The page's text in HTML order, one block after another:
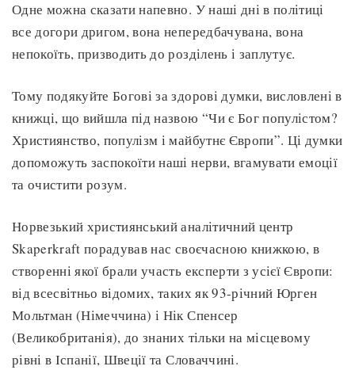
Одне можна сказати напевно. У наші дні в політиці
все догори дригом, вона непередбачувана, вона
непокоїть, призводить до розділень і заплутує.
Тому подякуйте Богові за здорові думки, висловлені в
книжці, що вийшла під назвою “Чи є Бог популістом?
Християнство, популізм і майбутнє Європи”. Ці думки
допоможуть заспокоїти наші нерви, вгамувати емоції
та очистити розум.
Норвезький християнський аналітичний центр
Skaperkraft порадував нас своєчасною книжкою, в
створенні якої брали участь експерти з усієї Європи:
від всесвітньо відомих, таких як 93-річний Юрген
Мольтман (Німеччина) і Нік Спенсер
(Великобританія), до знаних тільки на місцевому
рівні в Іспанії, Швеції та Словаччині.